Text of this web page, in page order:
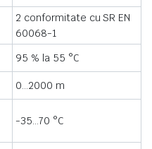
2 conformitate cu SR EN
60068-1
95 % la 55 °C
0…2000 m
-35…70 °C